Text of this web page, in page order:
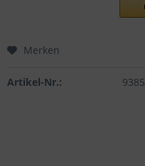
Merken
Artikel-Nr.: 9385